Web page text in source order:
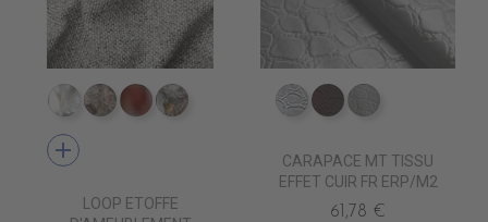
TA8100 NEVE
TA8102 PILLA
TA8115 TERRE
TA8105 PALATINE
add
LOOP ETOFFE
ED0030 Argent
ED0011 Chocolat
ED0000 Blanc
CARAPACE MT TISSU
EFFET CUIR FR ERP/M2
61,78 €